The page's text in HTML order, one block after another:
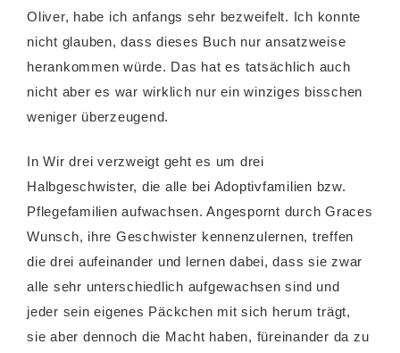
Oliver, habe ich anfangs sehr bezweifelt. Ich konnte
nicht glauben, dass dieses Buch nur ansatzweise
herankommen würde. Das hat es tatsächlich auch
nicht aber es war wirklich nur ein winziges bisschen
weniger überzeugend.
In Wir drei verzweigt geht es um drei
Halbgeschwister, die alle bei Adoptivfamilien bzw.
Pflegefamilien aufwachsen. Angespornt durch Graces
Wunsch, ihre Geschwister kennenzulernen, treffen
die drei aufeinander und lernen dabei, dass sie zwar
alle sehr unterschiedlich aufgewachsen sind und
jeder sein eigenes Päckchen mit sich herum trägt,
sie aber dennoch die Macht haben, füreinander da zu